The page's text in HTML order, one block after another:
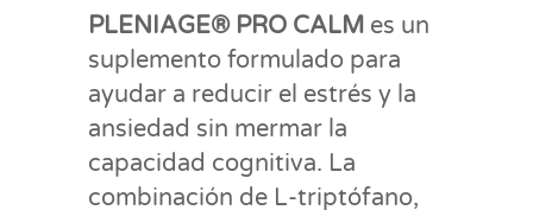
PLENIAGE® PRO CALM es un
suplemento formulado para
ayudar a reducir el estrés y la
ansiedad sin mermar la
capacidad cognitiva. La
combinación de L-triptófano,